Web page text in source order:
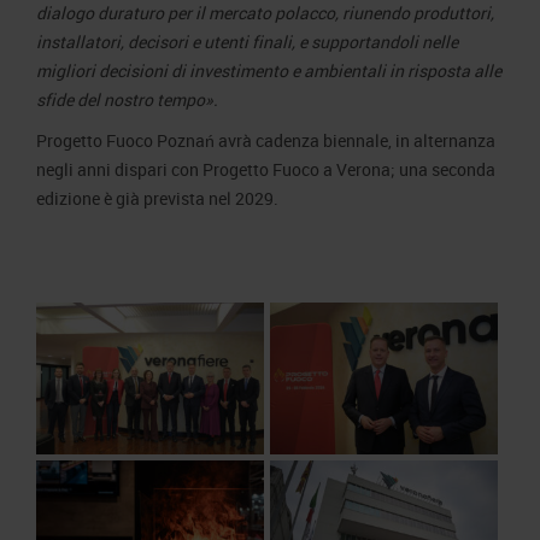
dialogo duraturo per il mercato polacco, riunendo produttori,
installatori, decisori e utenti finali, e supportandoli nelle
migliori decisioni di investimento e ambientali in risposta alle
sfide del nostro tempo».
Progetto Fuoco Poznań avrà cadenza biennale, in alternanza
negli anni dispari con Progetto Fuoco a Verona; una seconda
edizione è già prevista nel 2029.